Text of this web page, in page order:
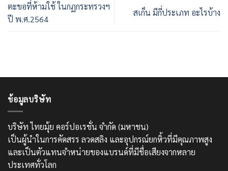
ตะขอที่ห้ามใช้ ในกฏกระทรวงฯ
ปี พ.ศ.2564
สเก็น มีกี่ประเภท อะไรบ้าง
ข้อมูลบริษัท
บริษัท ไทยมุ้ย คอร์ปอเรชั่น จำกัด (มหาชน)
เป็นผู้นำในการคัดสรร ลวดสลิง และอุปกรณ์ยกหิ้วที่มีคุณภาพสูง
และเป็นตัวแทนจำหน่ายของแบรนด์ที่มีชื่อเสียงจากหลาย
ประเทศทั่วโลก